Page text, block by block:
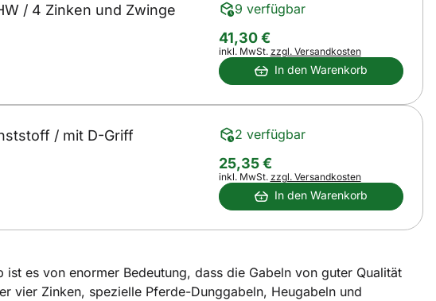
/ 4 Zinken und Zwinge 9 verfügbar
41,30€
Steuerhinweis:
inkl. MwSt. zzgl. Versandkosten
In den Warenkorb
/ mit D-Griff 2 verfügbar
25,35€
Steuerhinweis:
inkl. MwSt. zzgl. Versandkosten
In den Warenkorb
es von enormer Bedeutung, dass die Gabeln von guter Qualität
vier Zinken, spezielle Pferde-Dunggabeln, Heugabeln und